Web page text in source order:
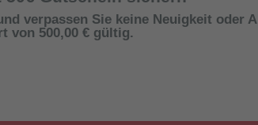
verpassen Sie keine Neuigkeit oder
von 500,00 € gültig.